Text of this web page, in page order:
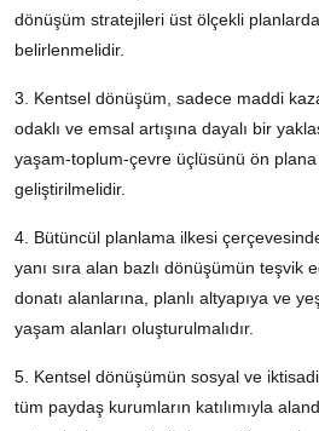
dönüşüm stratejileri üst ölçekli
belirlenmelidir.
3. Kentsel dönüşüm, sadece maddi
odaklı ve emsal artışına dayalı bir
yaşam-toplum-çevre üçlüsünü ön
geliştirilmelidir.
4. Bütüncül planlama ilkesi
yanı sıra alan bazlı dönüşümün teşvik
donatı alanlarına, planlı altyapıya ve
yaşam alanları oluşturulmalıdır.
5. Kentsel dönüşümün sosyal ve iktisadi
tüm paydaş kurumların katılımıyla